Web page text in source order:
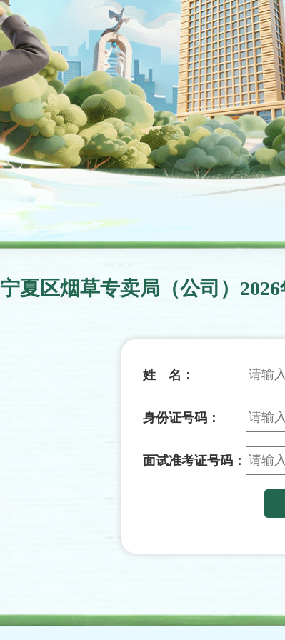
宁夏区烟草专卖局（公司）
姓 名：
身份证号码：
面试准考证号码：